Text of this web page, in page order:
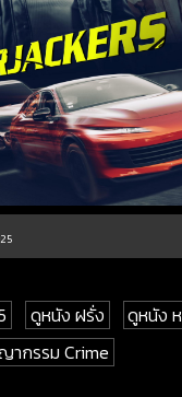
ดูหนัง ฝรั่ง
ดูหนัง
ากรรม Crime